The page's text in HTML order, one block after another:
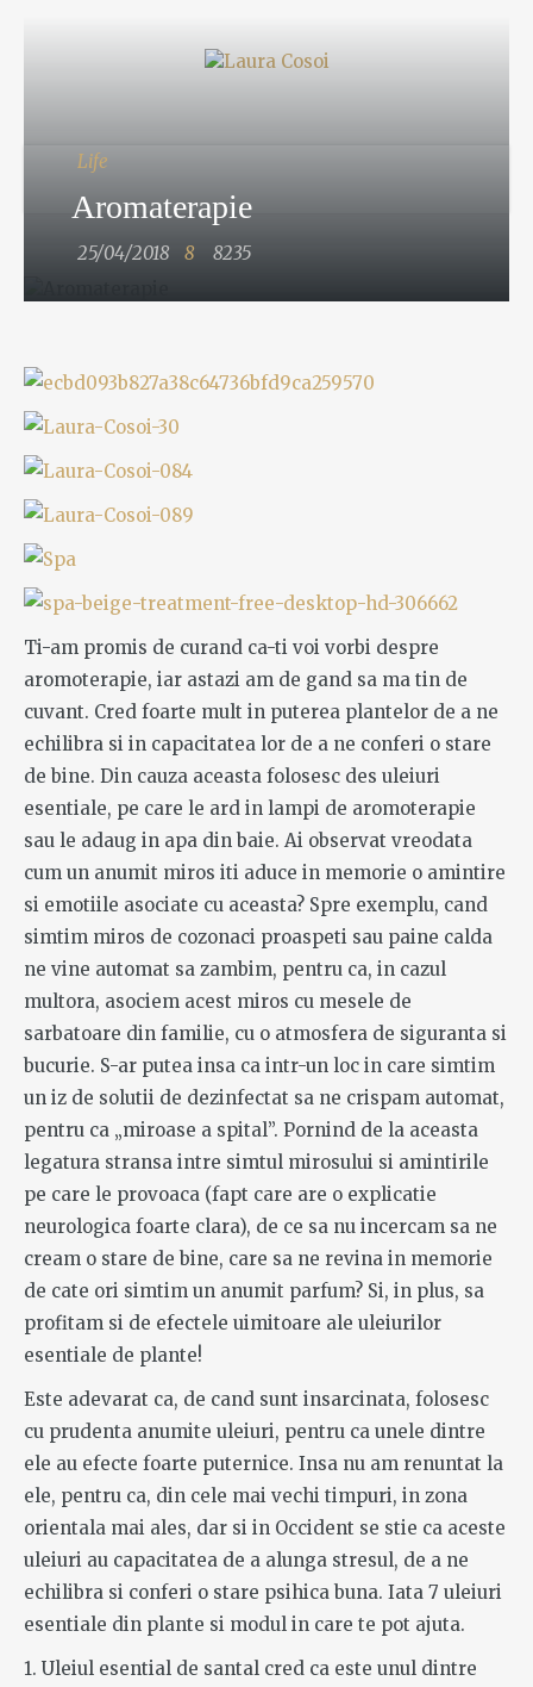
Life
Aromaterapie
25/04/2018 8 8235
Ti-am promis de curand ca-ti voi vorbi despre
aromoterapie, iar astazi am de gand sa ma tin de
cuvant. Cred foarte mult in puterea plantelor de a ne
echilibra si in capacitatea lor de a ne conferi o stare
de bine. Din cauza aceasta folosesc des uleiuri
esentiale, pe care le ard in lampi de aromoterapie
sau le adaug in apa din baie. Ai observat vreodata
cum un anumit miros iti aduce in memorie o amintire
si emotiile asociate cu aceasta? Spre exemplu, cand
simtim miros de cozonaci proaspeti sau paine calda
ne vine automat sa zambim, pentru ca, in cazul
multora, asociem acest miros cu mesele de
sarbatoare din familie, cu o atmosfera de siguranta si
bucurie. S-ar putea insa ca intr-un loc in care simtim
un iz de solutii de dezinfectat sa ne crispam automat,
pentru ca „miroase a spital”. Pornind de la aceasta
legatura stransa intre simtul mirosului si amintirile
pe care le provoaca (fapt care are o explicatie
neurologica foarte clara), de ce sa nu incercam sa ne
cream o stare de bine, care sa ne revina in memorie
de cate ori simtim un anumit parfum? Si, in plus, sa
profitam si de efectele uimitoare ale uleiurilor
esentiale de plante!
Este adevarat ca, de cand sunt insarcinata, folosesc
cu prudenta anumite uleiuri, pentru ca unele dintre
ele au efecte foarte puternice. Insa nu am renuntat la
ele, pentru ca, din cele mai vechi timpuri, in zona
orientala mai ales, dar si in Occident se stie ca aceste
uleiuri au capacitatea de a alunga stresul, de a ne
echilibra si conferi o stare psihica buna. Iata 7 uleiuri
esentiale din plante si modul in care te pot ajuta.
1. Uleiul esential de santal cred ca este unul dintre